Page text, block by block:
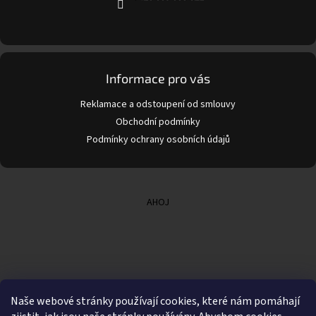
Naše webové stránky používají cookies, které nám pomáhají
Informace pro vás
Reklamace a odstoupení od smlouvy
Obchodní podmínky
Podmínky ochrany osobních údajů
AHOJ